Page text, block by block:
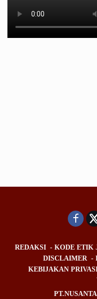
REDAKSI KODE ETIK
DISCLAIMER
KEBIJAKAN